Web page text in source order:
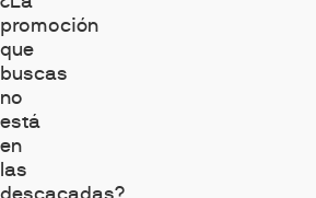
promoción
que
buscas
no
está
en
las
descacadas?